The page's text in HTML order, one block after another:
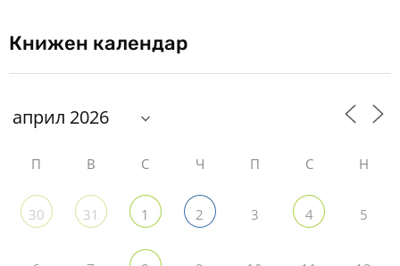
Книжен календар
П В С Ч П С Н
30 31 1 2 3 4 5